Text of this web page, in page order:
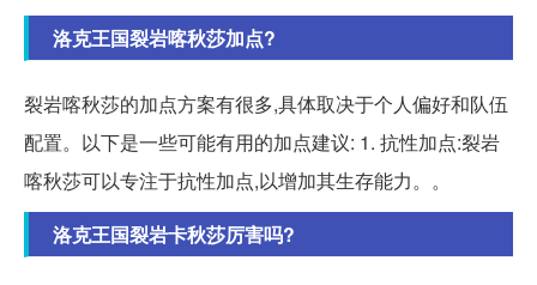
洛克王国裂岩喀秋莎加点?
裂岩喀秋莎的加点方案有很多,具体取决于个人偏好和队伍
配置。以下是一些可能有用的加点建议: 1. 抗性加点:裂岩
喀秋莎可以专注于抗性加点,以增加其生存能力。。
洛克王国裂岩卡秋莎厉害吗?